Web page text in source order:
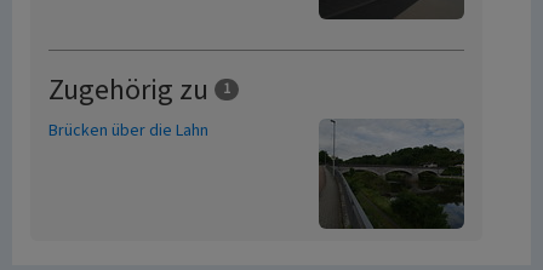
Zugehörig zu 1
Brücken über die Lahn